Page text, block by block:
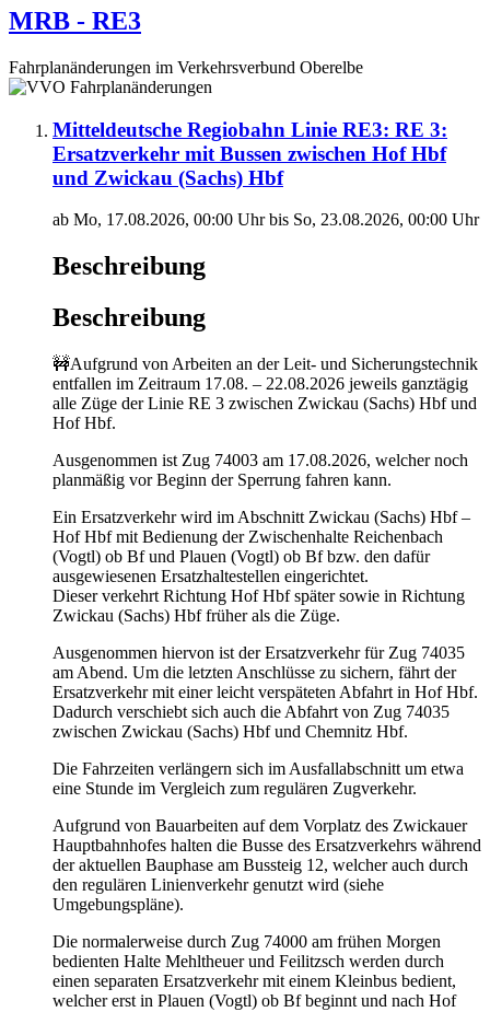
MRB - RE3
Fahrplanänderungen im Verkehrsverbund Oberelbe
Mitteldeutsche Regiobahn Linie RE3: RE 3:
Ersatzverkehr mit Bussen zwischen Hof Hbf
und Zwickau (Sachs) Hbf
ab Mo, 17.08.2026, 00:00 Uhr bis So, 23.08.2026, 00:00 Uhr
Beschreibung
Beschreibung
🚧Aufgrund von Arbeiten an der Leit- und Sicherungstechnik
entfallen im Zeitraum 17.08. – 22.08.2026 jeweils ganztägig
alle Züge der Linie RE 3 zwischen Zwickau (Sachs) Hbf und
Hof Hbf.
Ausgenommen ist Zug 74003 am 17.08.2026, welcher noch
planmäßig vor Beginn der Sperrung fahren kann.
Ein Ersatzverkehr wird im Abschnitt Zwickau (Sachs) Hbf –
Hof Hbf mit Bedienung der Zwischenhalte Reichenbach
(Vogtl) ob Bf und Plauen (Vogtl) ob Bf bzw. den dafür
ausgewiesenen Ersatzhaltestellen eingerichtet.
Dieser verkehrt Richtung Hof Hbf später sowie in Richtung
Zwickau (Sachs) Hbf früher als die Züge.
Ausgenommen hiervon ist der Ersatzverkehr für Zug 74035
am Abend. Um die letzten Anschlüsse zu sichern, fährt der
Ersatzverkehr mit einer leicht verspäteten Abfahrt in Hof Hbf.
Dadurch verschiebt sich auch die Abfahrt von Zug 74035
zwischen Zwickau (Sachs) Hbf und Chemnitz Hbf.
Die Fahrzeiten verlängern sich im Ausfallabschnitt um etwa
eine Stunde im Vergleich zum regulären Zugverkehr.
Aufgrund von Bauarbeiten auf dem Vorplatz des Zwickauer
Hauptbahnhofes halten die Busse des Ersatzverkehrs während
der aktuellen Bauphase am Bussteig 12, welcher auch durch
den regulären Linienverkehr genutzt wird (siehe
Umgebungspläne).
Die normalerweise durch Zug 74000 am frühen Morgen
bedienten Halte Mehltheuer und Feilitzsch werden durch
einen separaten Ersatzverkehr mit einem Kleinbus bedient,
welcher erst in Plauen (Vogtl) ob Bf beginnt und nach Hof